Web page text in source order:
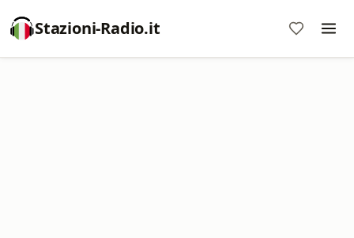
Stazioni-Radio.it